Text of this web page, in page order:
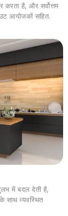
करता है, और सर्वोत्तम
आयोजकों सहित.
में बदल देती है,
साथ व्यवस्थित